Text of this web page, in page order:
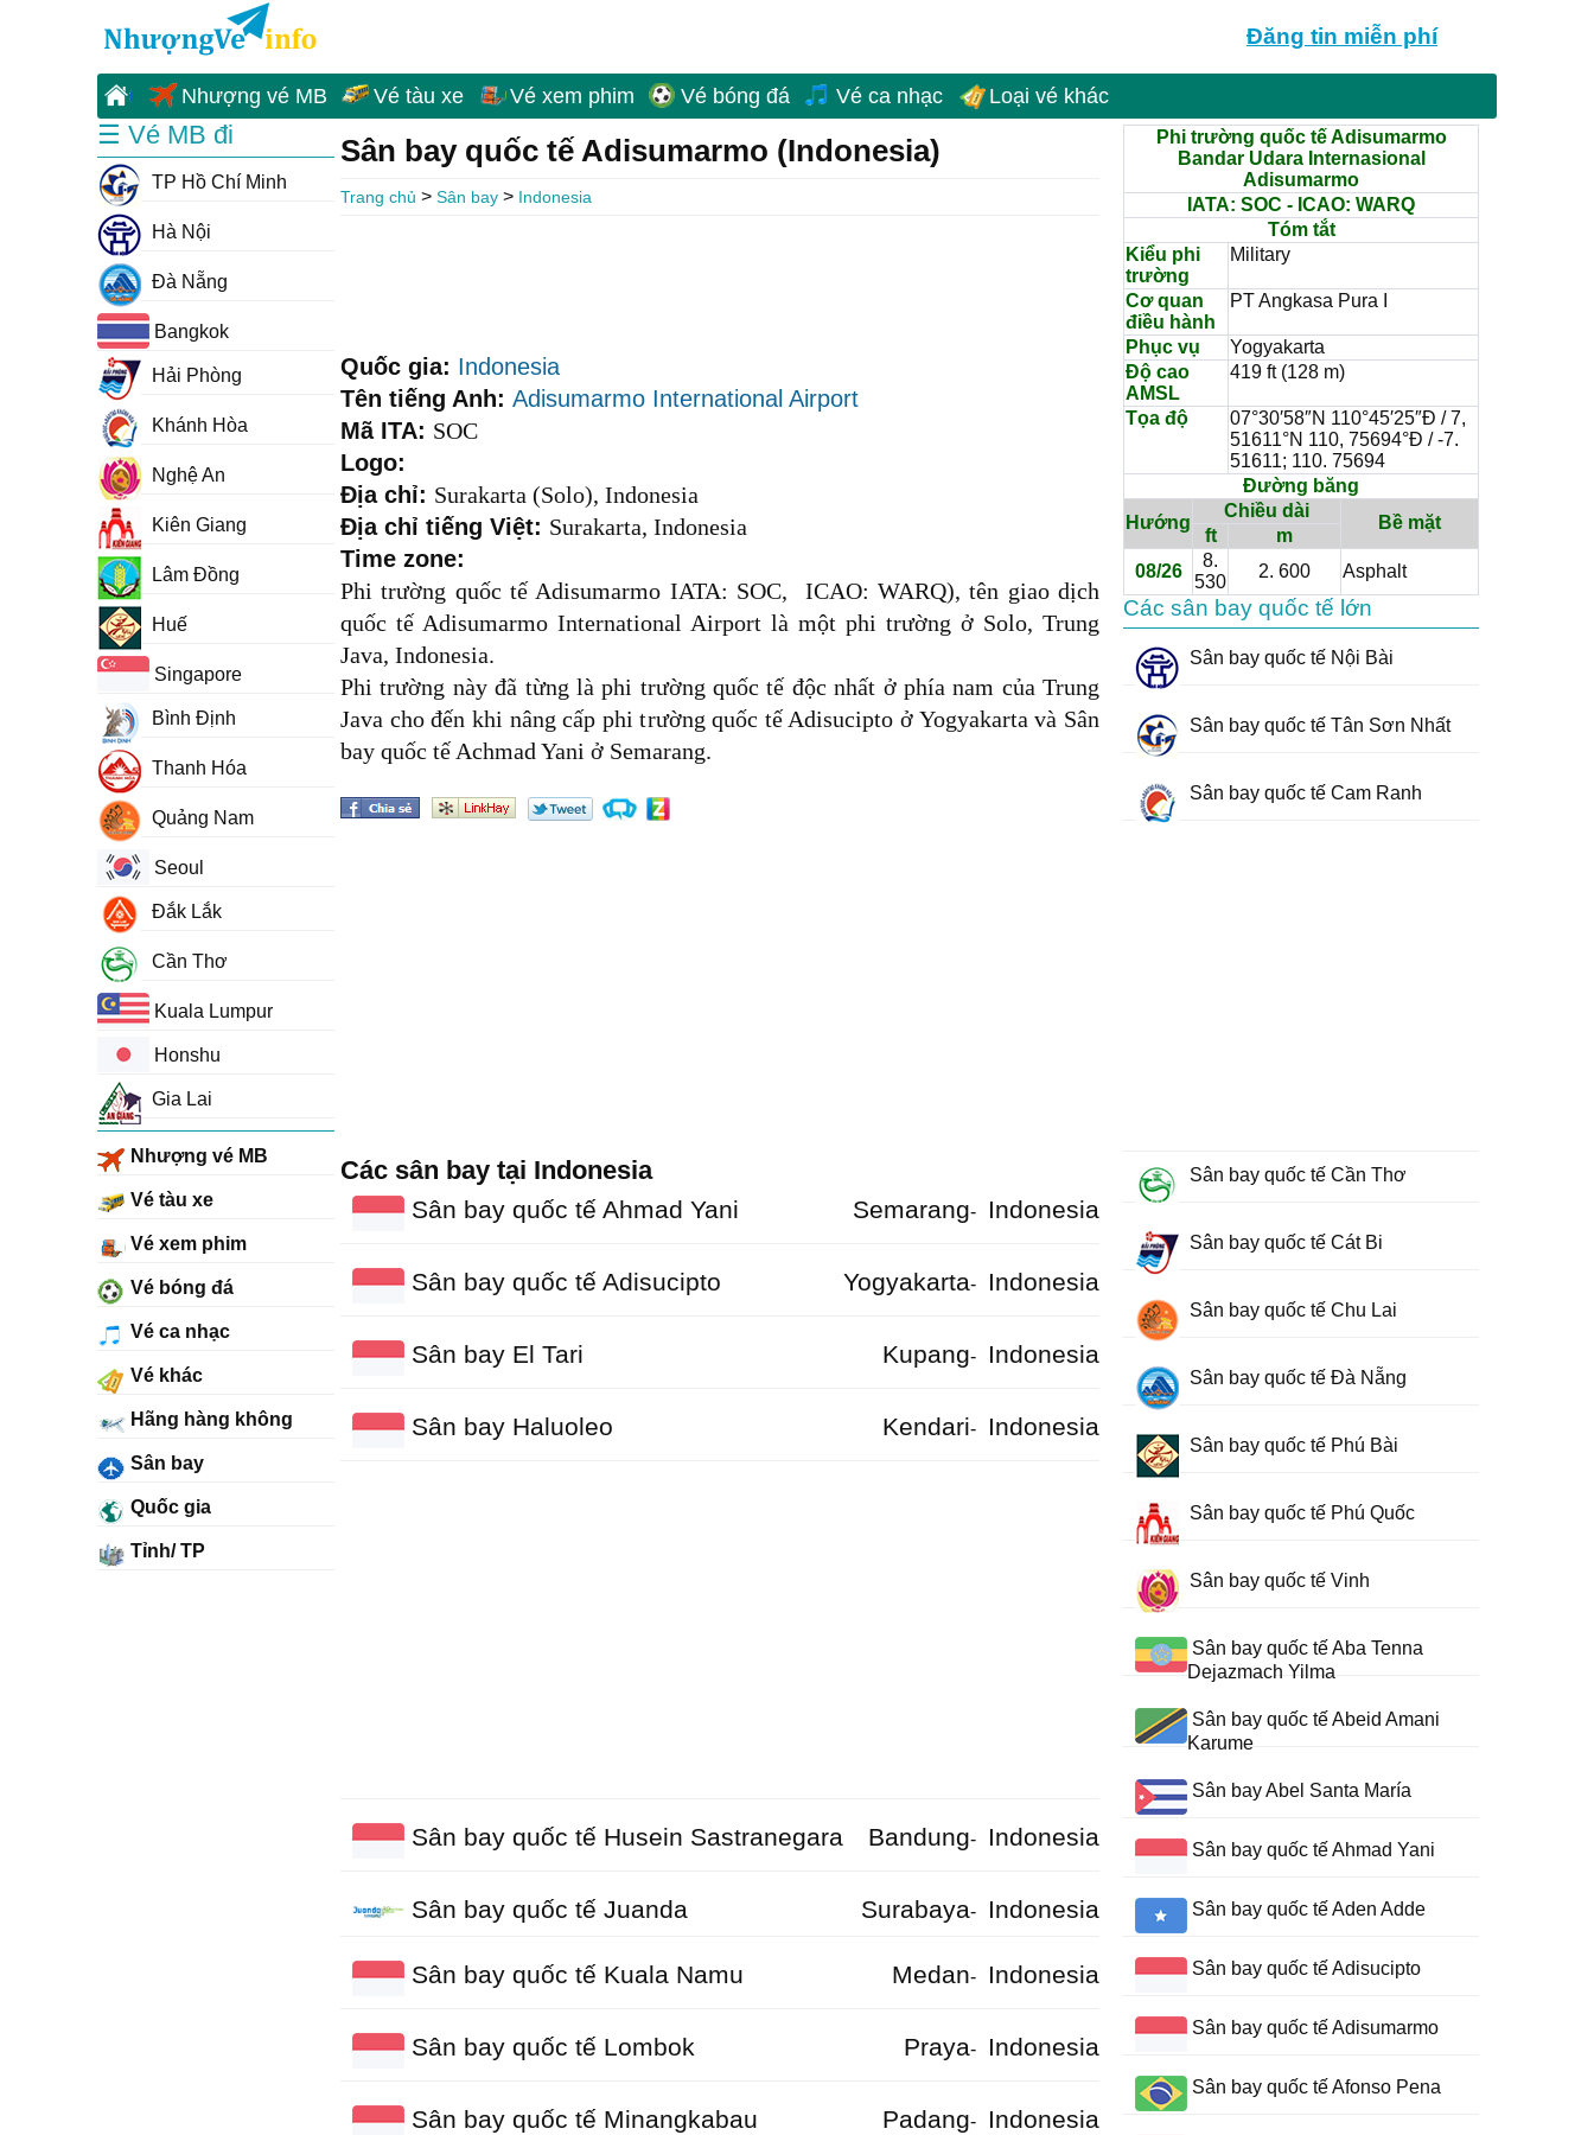
Đăng tin miễn phí
Nhượng vé MB Vé tàu xe Vé xem phim Vé bóng đá Vé ca nhạc Loại vé khác
Sân bay quốc tế Adisumarmo (Indonesia)
Trang chủ > Sân bay > Indonesia
Quốc gia: Indonesia
Tên tiếng Anh: Adisumarmo International Airport
Mã ITA: SOC
Logo:
Địa chỉ: Surakarta (Solo), Indonesia
Địa chỉ tiếng Việt: Surakarta, Indonesia
Time zone:
Phi trường quốc tế Adisumarmo IATA: SOC, ICAO: WARQ), tên giao dịch
quốc tế Adisumarmo International Airport là một phi trường ở Solo, Trung
Java, Indonesia.
Phi trường này đã từng là phi trường quốc tế độc nhất ở phía nam của Trung
Java cho đến khi nâng cấp phi trường quốc tế Adisucipto ở Yogyakarta và Sân
bay quốc tế Achmad Yani ở Semarang.
Các sân bay tại Indonesia
Sân bay quốc tế Ahmad Yani Semarang- Indonesia
Sân bay quốc tế Adisucipto Yogyakarta- Indonesia
Sân bay El Tari Kupang- Indonesia
Sân bay Haluoleo Kendari- Indonesia
Sân bay quốc tế Husein Sastranegara Bandung- Indonesia
Sân bay quốc tế Juanda Surabaya- Indonesia
Sân bay quốc tế Kuala Namu Medan- Indonesia
Sân bay quốc tế Lombok Praya- Indonesia
Sân bay quốc tế Minangkabau Padang- Indonesia
Phi trường quốc tế Adisumarmo
Bandar Udara Internasional
Adisumarmo
IATA: SOC - ICAO: WARQ
Tóm tắt
Kiểu phi
trường
Military
Cơ quan
điều hành
PT Angkasa Pura I
Phục vụ
Yogyakarta
Độ cao
AMSL
419 ft (128 m)
Tọa độ
07°30′58″N 110°45′25″Đ / 7,
51611°N 110, 75694°Đ / -7.
51611; 110. 75694
Đường băng
Hướng
Chiều dài
Bề mặt
ft
m
08/26
8.
530
2. 600 Asphalt
Các sân bay quốc tế lớn
Sân bay quốc tế Nội Bài
Sân bay quốc tế Tân Sơn Nhất
Sân bay quốc tế Cam Ranh
Sân bay quốc tế Cần Thơ
Sân bay quốc tế Cát Bi
Sân bay quốc tế Chu Lai
Sân bay quốc tế Đà Nẵng
Sân bay quốc tế Phú Bài
Sân bay quốc tế Phú Quốc
Sân bay quốc tế Vinh
Sân bay quốc tế Aba Tenna
Dejazmach Yilma
Sân bay quốc tế Abeid Amani
Karume
Sân bay Abel Santa María
Sân bay quốc tế Ahmad Yani
Sân bay quốc tế Aden Adde
Sân bay quốc tế Adisucipto
Sân bay quốc tế Adisumarmo
Sân bay quốc tế Afonso Pena
☰ Vé MB đi
TP Hồ Chí Minh
Hà Nội
Đà Nẵng
Bangkok
Hải Phòng
Khánh Hòa
Nghệ An
Kiên Giang
Lâm Đồng
Huế
Singapore
Bình Định
Thanh Hóa
Quảng Nam
Seoul
Đắk Lắk
Cần Thơ
Kuala Lumpur
Honshu
Gia Lai
Nhượng vé MB
Vé tàu xe
Vé xem phim
Vé bóng đá
Vé ca nhạc
Vé khác
Hãng hàng không
Sân bay
Quốc gia
Tỉnh/ TP